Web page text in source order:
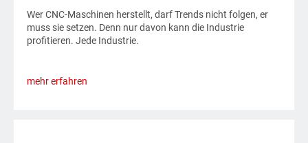
Wer CNC-Maschinen herstellt, darf Trends nicht folgen, er
muss sie setzen. Denn nur davon kann die Industrie
profitieren. Jede Industrie.
mehr erfahren